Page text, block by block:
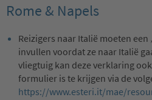
Rome & Napels
Reizigers naar Italië moeten
invullen voordat ze naar Italië
vliegtuig kan deze verklaring
formulier is te krijgen via de
https://www.esteri.it/mae/